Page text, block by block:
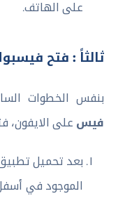
على الهاتف.
ثالثاً : فتح
بنفس الخطوات
فيس على الايفون،
بعد تحميل
الموجود في